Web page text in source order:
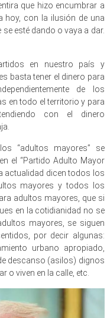
que hizo encumbrar a
hoy, con la ilusión de una
esté dando o vaya a dar.
en nuestro país y
basta tener el dinero para
de los
en todo el territorio y para
con el dinero
“adultos mayores” se
el “Partido Adulto Mayor
actualidad dicen todos los
mayores y todos los
adultos mayores, que si
en la cotidianidad no se
mayores, se siguen
por decir algunas:
urbano apropiado,
descanso (asilos) dignos
o viven en la calle, etc.